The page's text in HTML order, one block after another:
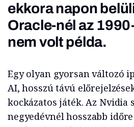
ekkora napon
Oracle-nél az
nem volt példa.
Egy olyan gyorsan változó
AI, hosszú távú
kockázatos játék. Az Nvidia
negyedévnél hosszabb